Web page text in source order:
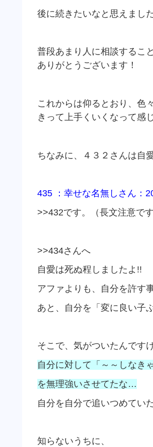
後に続きたいなと思えました
普段あまり人に相談するこ
ありがとうございます！
これからは仰るとおり、色
きって上手くいくなって感
ちなみに、４３２さんは自
435 ：幸せな名無しさん：
>>432です。（長文注意で
>>434さんへ
自愛は死ぬ程しましたよ!!
アファよりも、自分を許す
あと、自分を「変に良い子
そこで、気がついたんです
自分に対して「～～しなき
を無理強いさせてたな…
自分を自分で追いつめて
知らないうちに、